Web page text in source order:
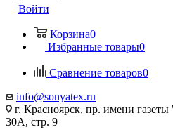
Войти
Корзина0
Избранные товары0
Сравнение товаров0
info@sonyatex.ru
г. Красноярск, пр. имени
30А, стр. 9